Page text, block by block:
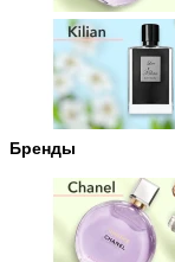
Бренды